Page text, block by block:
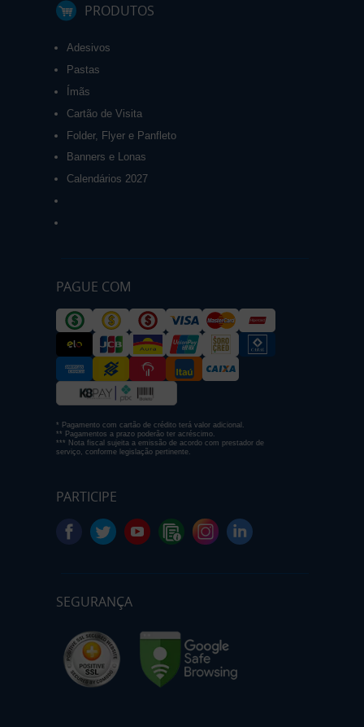
PRODUTOS
Adesivos
Pastas
Ímãs
Cartão de Visita
Folder, Flyer e Panfleto
Banners e Lonas
Calendários 2027
PAGUE COM
* Pagamento com cartão de crédito terá valor adicional.
** Pagamentos a prazo poderão ter acréscimo.
*** Nota fiscal sujeita a emissão de acordo com prestador de
serviço, conforme legislação pertinente.
PARTICIPE
SEGURANÇA